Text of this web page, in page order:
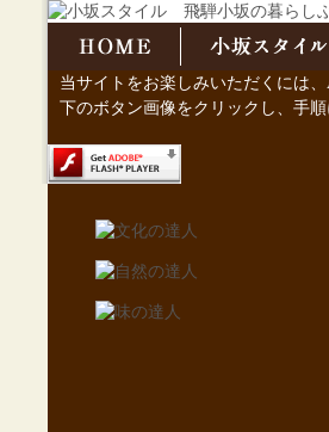
当サイトをお楽しみいただくには
下のボタン画像をクリックし、手